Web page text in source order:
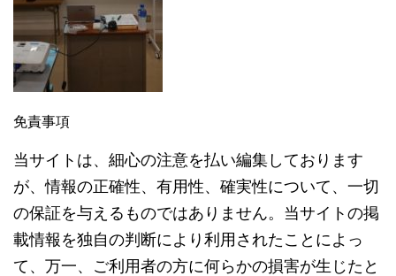
免責事項
当サイトは、細心の注意を払い編集しております
が、情報の正確性、有用性、確実性について、一切
の保証を与えるものではありません。当サイトの掲
載情報を独自の判断により利用されたことによっ
て、万一、ご利用者の方に何らかの損害が生じたと